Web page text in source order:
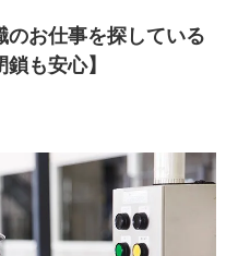
のお仕事を探している
も安心】